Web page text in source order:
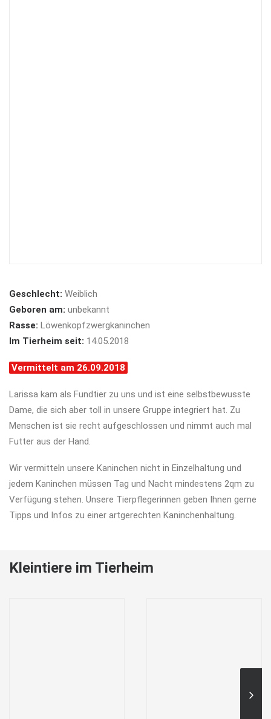
Geschlecht: Weiblich
Geboren am: unbekannt
Rasse: Löwenkopfzwergkaninchen
Im Tierheim seit: 14.05.2018
Vermittelt am 26.09.2018
Larissa kam als Fundtier zu uns und ist eine selbstbewusste
Dame, die sich aber toll in unsere Gruppe integriert hat. Zu
Menschen ist sie recht aufgeschlossen und nimmt auch mal
Futter aus der Hand.
Wir vermitteln unsere Kaninchen nicht in Einzelhaltung und
jedem Kaninchen müssen Tag und Nacht mindestens 2qm zu
Verfügung stehen. Unsere Tierpflegerinnen geben Ihnen gerne
Tipps und Infos zu einer artgerechten Kaninchenhaltung.
Kleintiere im Tierheim